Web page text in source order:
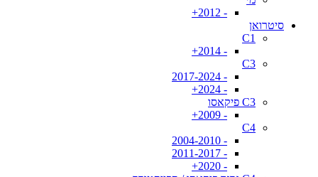
- 2012+
סיטרואן
C1
- 2014+
C3
- 2017-2024
- 2024+
C3 פיקאסו
- 2009+
C4
- 2004-2010
- 2011-2017
- 2020+